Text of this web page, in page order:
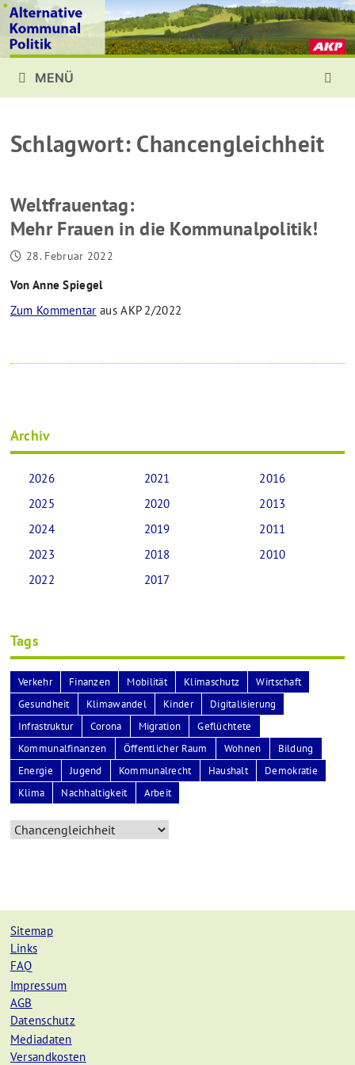
Zurück
zum
Inhalt
MENÜ
Schlagwort: Chancengleichheit
Weltfrauentag:
Mehr Frauen in die Kommunalpolitik!
28. Februar 2022
Von Anne Spiegel
Zum Kommentar aus AKP 2/2022
Archiv
2026
2025
2024
2023
2022
2021
2020
2019
2018
2017
2016
2013
2011
2010
Tags
Verkehr Finanzen Mobilität Klimaschutz
Wirtschaft
Gesundheit
Klimawandel Kinder
Digitalisierung
Infrastruktur
Corona Migration
Geflüchtete
Kommunalfinanzen
Öffentlicher Raum Wohnen
Bildung
Energie
Jugend Kommunalrecht Haushalt
Demokratie
Klima
Nachhaltigkeit Arbeit
Sitemap
Links
FAQ
Impressum
AGB
Datenschutz
Mediadaten
Versandkosten